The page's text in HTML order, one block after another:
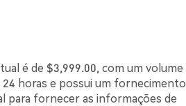
é de $3,999.00, com um volume
24 horas e possui um fornecimento
para fornecer as informações de